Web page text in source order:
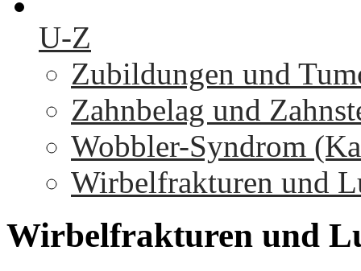
U-Z
Zubildungen und
Zahnbelag und
Wobbler-Syndrom
Wirbelfrakturen und
Wirbelfrakturen und